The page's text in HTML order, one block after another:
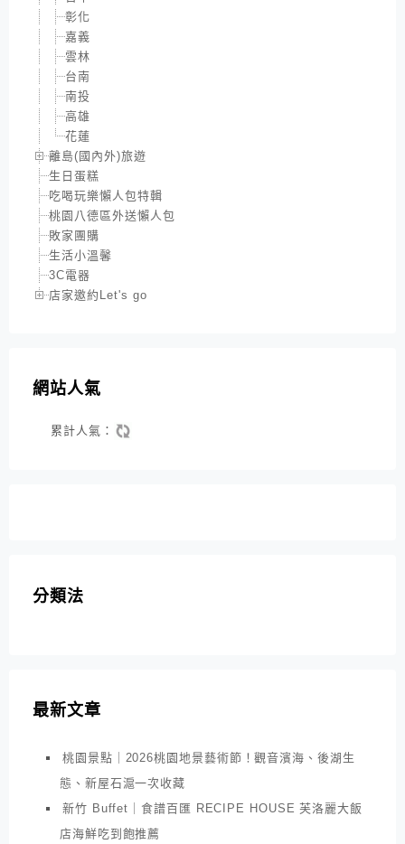
彰化
嘉義
雲林
台南
南投
高雄
花蓮
離島(國內外)旅遊
生日蛋糕
吃喝玩樂懶人包特輯
桃園八德區外送懶人包
敗家團購
生活小溫馨
3C電器
店家邀約Let's go
網站人氣
累計人氣：
分類法
最新文章
桃園景點｜2026桃園地景藝術節！觀音濱海、後湖生
態、新屋石滬一次收藏
新竹 Buffet｜食譜百匯 RECIPE HOUSE 芙洛麗大飯
店海鮮吃到飽推薦